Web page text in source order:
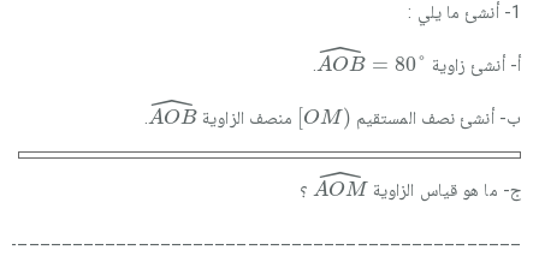
1- أنشئ ما يلي :
أ- أنشئ زاوية ˆ
AOB = 80°
AOB^
.
ب- أنشئ نصف المستقيم OM)
[OM) منصف الزاوية ˆ
AOB
AOB^
.
ج- ما هو قياس الزاوية ˆ
AOM
AOM^
؟